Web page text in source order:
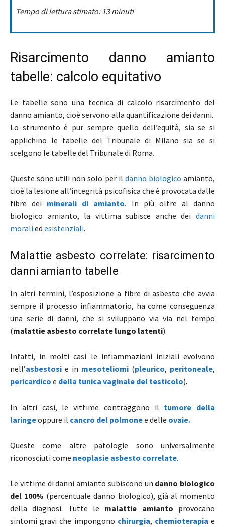
Tempo di lettura stimato: 13 minuti
Risarcimento danno amianto
tabelle: calcolo equitativo
Le tabelle sono una tecnica di calcolo risarcimento del
danno amianto, cioè servono alla quantificazione dei danni.
Lo strumento è pur sempre quello dell’equità, sia se si
applichino le tabelle del Tribunale di Milano sia se si
scelgono le tabelle del Tribunale di Roma.
Queste sono utili non solo per il danno biologico amianto,
cioè la lesione all’integrità psicofisica che è provocata dalle
fibre dei minerali di amianto. In più oltre al danno
biologico amianto, la vittima subisce anche dei danni
morali ed esistenziali.
Malattie asbesto correlate: risarcimento
danni amianto tabelle
In altri termini, l’esposizione a fibre di asbesto che avvia
sempre il processo infiammatorio, ha come conseguenza
una serie di danni, che si sviluppano via via nel tempo
(malattie asbesto correlate lungo latenti).
Infatti, in molti casi le infiammazioni iniziali evolvono
nell’asbestosi e in mesoteliomi (pleurico, peritoneale,
pericardico e della tunica vaginale del testicolo).
In altri casi, le vittime contraggono il tumore della
laringeoppure il cancro del polmonee delle ovaie.
Queste come altre patologie sono universalmente
riconosciuti come neoplasie asbesto correlate.
Le vittime di danni amianto subiscono un danno biologico
del 100% (percentuale danno biologico), già al momento
della diagnosi. Tutte le malattie amianto provocano
sintomi gravi che impongono chirurgia, chemioterapia e